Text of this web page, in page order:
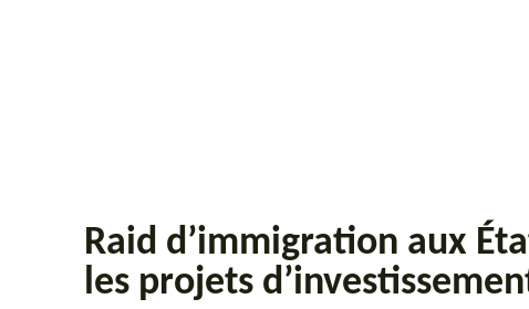
Raid d’immigration aux
les projets